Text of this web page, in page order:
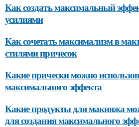
Как создать максимальный
усилиями
Как сочетать максимализм в
стилями причесок
Какие прически можно
максимального эффекта
Какие продукты для макияжа
для создания максимального